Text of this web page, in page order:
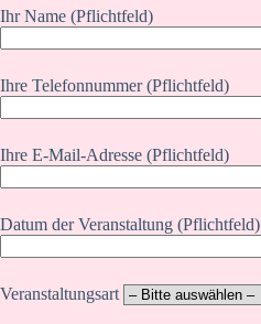
Ihr Name (Pflichtfeld)
Ihre Telefonnummer (Pflichtfeld)
Ihre E-Mail-Adresse (Pflichtfeld)
Datum der Veranstaltung (Pflichtfeld)
Veranstaltungsart